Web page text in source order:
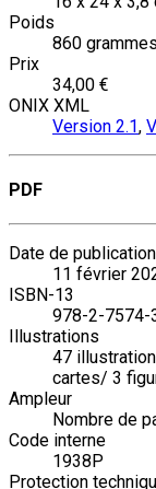
Poids
860 grammes
Prix
34,00 €
ONIX XML
Version 2.1,
PDF
Date de publication
11 février
ISBN-13
978-2-7574-
Illustrations
47
cartes/ 3
Ampleur
Nombre de
Code interne
1938P
Protection